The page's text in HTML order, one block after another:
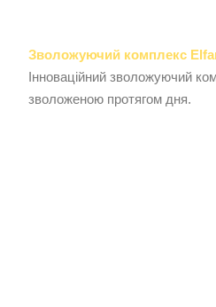
Зволожуючий комплекс
Інноваційний зволожуючий
зволоженою протягом дня.